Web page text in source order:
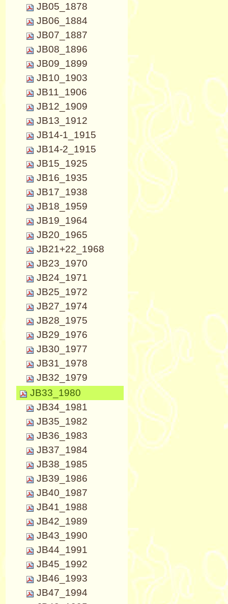
JB05_1878
JB06_1884
JB07_1887
JB08_1896
JB09_1899
JB10_1903
JB11_1906
JB12_1909
JB13_1912
JB14-1_1915
JB14-2_1915
JB15_1925
JB16_1935
JB17_1938
JB18_1959
JB19_1964
JB20_1965
JB21+22_1968
JB23_1970
JB24_1971
JB25_1972
JB27_1974
JB28_1975
JB29_1976
JB30_1977
JB31_1978
JB32_1979
JB33_1980
JB34_1981
JB35_1982
JB36_1983
JB37_1984
JB38_1985
JB39_1986
JB40_1987
JB41_1988
JB42_1989
JB43_1990
JB44_1991
JB45_1992
JB46_1993
JB47_1994